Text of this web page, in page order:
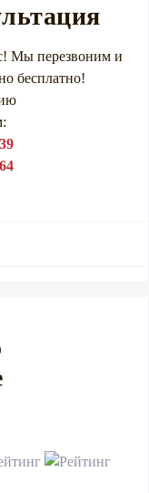
Мы перезвоним и
бесплатно!